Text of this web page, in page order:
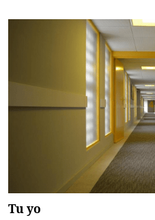
Tu yo